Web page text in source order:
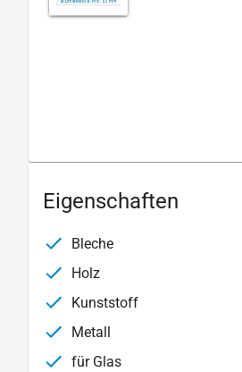
Eigenschaften
Bleche
Holz
Kunststoff
Metall
für Glas